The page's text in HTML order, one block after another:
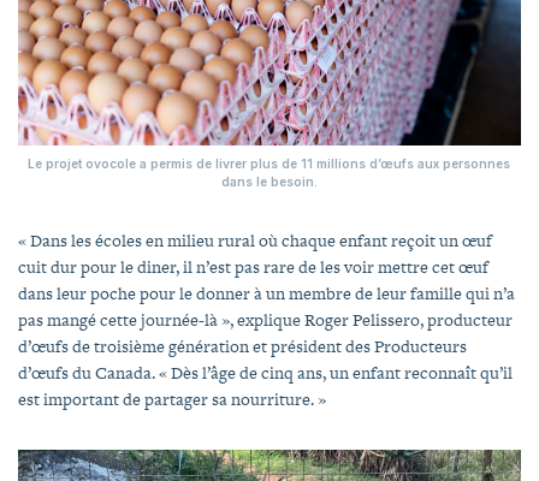
Le projet ovocole a permis de livrer plus de 11 millions d’œufs aux personnes
dans le besoin.
« Dans les écoles en milieu rural où chaque enfant reçoit un œuf
cuit dur pour le diner, il n’est pas rare de les voir mettre cet œuf
dans leur poche pour le donner à un membre de leur famille qui n’a
pas mangé cette journée-là », explique Roger Pelissero, producteur
d’œufs de troisième génération et président des Producteurs
d’œufs du Canada. « Dès l’âge de cinq ans, un enfant reconnaît qu’il
est important de partager sa nourriture. »